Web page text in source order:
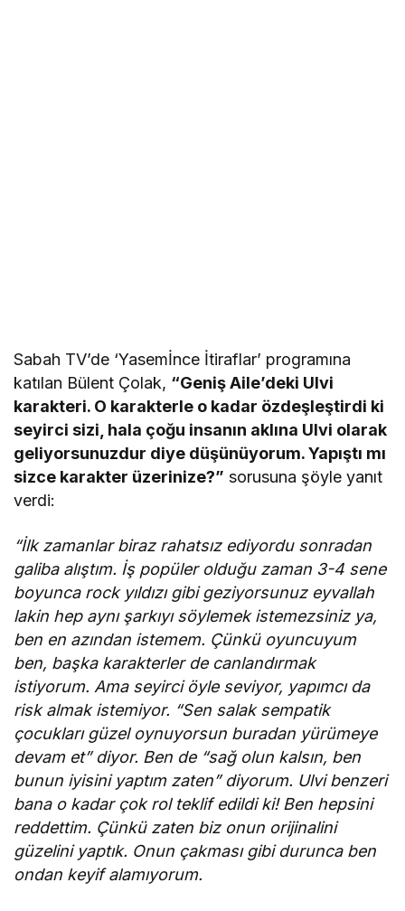
Sabah TV’de ‘Yasemİnce İtiraflar’ programına
katılan Bülent Çolak, “Geniş Aile’deki Ulvi
karakteri. O karakterle o kadar özdeşleştirdi ki
seyirci sizi, hala çoğu insanın aklına Ulvi olarak
geliyorsunuzdur diye düşünüyorum. Yapıştı mı
sizce karakter üzerinize?” sorusuna şöyle yanıt
verdi:
“İlk zamanlar biraz rahatsız ediyordu sonradan
galiba alıştım. İş popüler olduğu zaman 3-4 sene
boyunca rock yıldızı gibi geziyorsunuz eyvallah
lakin hep aynı şarkıyı söylemek istemezsiniz ya,
ben en azından istemem. Çünkü oyuncuyum
ben, başka karakterler de canlandırmak
istiyorum. Ama seyirci öyle seviyor, yapımcı da
risk almak istemiyor. “Sen salak sempatik
çocukları güzel oynuyorsun buradan yürümeye
devam et” diyor. Ben de “sağ olun kalsın, ben
bunun iyisini yaptım zaten” diyorum. Ulvi benzeri
bana o kadar çok rol teklif edildi ki! Ben hepsini
reddettim. Çünkü zaten biz onun orijinalini
güzelini yaptık. Onun çakması gibi durunca ben
ondan keyif alamıyorum.